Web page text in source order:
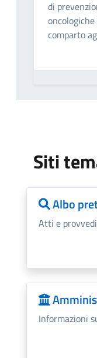
di
comparto
Siti
Albo
Atti e
Informazioni